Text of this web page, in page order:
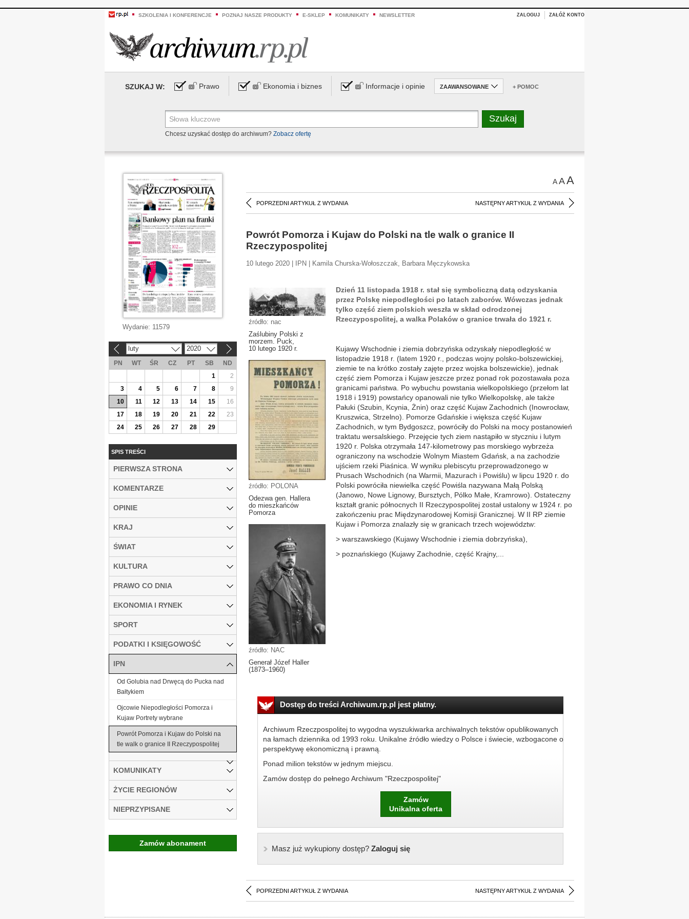
SZKOLENIA I KONFERENCJE POZNAJ NASZE PRODUKTY E-SKLEP KOMUNIKATY NEWSLETTER ZALOGUJ ZAŁÓŻ KONTO
SZUKAJ W: Prawo Ekonomia i biznes Informacje i opinie ZAAWANSOWANE + POMOC
Chcesz uzyskać dostęp do archiwum? Zobacz ofertę
AAA
POPRZEDNI ARTYKUŁ Z WYDANIA NASTĘPNY ARTYKUŁ Z WYDANIA
Powrót Pomorza i Kujaw do Polski na tle walk o granice II
Rzeczypospolitej
10 lutego 2020 | IPN | Kamila Churska-Wołoszczak, Barbara Męczykowska
źródło: nac
Zaślubiny Polski z
morzem. Puck,
10 lutego 1920 r.
źródło: POLONA
Odezwa gen. Hallera
do mieszkańców
Pomorza
źródło: NAC
Generał Józef Haller
(1873–1960)
Dzień 11 listopada 1918 r. stał się symboliczną datą odzyskania
przez Polskę niepodległości po latach zaborów. Wówczas jednak
tylko część ziem polskich weszła w skład odrodzonej
Rzeczypospolitej, a walka Polaków o granice trwała do 1921 r.
Kujawy Wschodnie i ziemia dobrzyńska odzyskały niepodległość w
listopadzie 1918 r. (latem 1920 r., podczas wojny polsko-bolszewickiej,
ziemie te na krótko zostały zajęte przez wojska bolszewickie), jednak
część ziem Pomorza i Kujaw jeszcze przez ponad rok pozostawała poza
granicami państwa. Po wybuchu powstania wielkopolskiego (przełom lat
1918 i 1919) powstańcy opanowali nie tylko Wielkopolskę, ale także
Pałuki (Szubin, Kcynia, Żnin) oraz część Kujaw Zachodnich (Inowrocław,
Kruszwica, Strzelno). Pomorze Gdańskie i większa część Kujaw
Zachodnich, w tym Bydgoszcz, powróciły do Polski na mocy postanowień
traktatu wersalskiego. Przejęcie tych ziem nastąpiło w styczniu i lutym
1920 r. Polska otrzymała 147-kilometrowy pas morskiego wybrzeża
ograniczony na wschodzie Wolnym Miastem Gdańsk, a na zachodzie
ujściem rzeki Piaśnica. W wyniku plebiscytu przeprowadzonego w
Prusach Wschodnich (na Warmii, Mazurach i Powiślu) w lipcu 1920 r. do
Polski powróciła niewielka część Powiśla nazywana Małą Polską
(Janowo, Nowe Lignowy, Bursztych, Pólko Małe, Kramrowo). Ostateczny
kształt granic północnych II Rzeczypospolitej został ustalony w 1924 r. po
zakończeniu prac Międzynarodowej Komisji Granicznej. W II RP ziemie
Kujaw i Pomorza znalazły się w granicach trzech województw:
> warszawskiego (Kujawy Wschodnie i ziemia dobrzyńska),
> poznańskiego (Kujawy Zachodnie, część Krajny,...
Dostęp do treści Archiwum.rp.pl jest płatny.
Archiwum Rzeczpospolitej to wygodna wyszukiwarka archiwalnych tekstów opublikowanych
na łamach dziennika od 1993 roku. Unikalne źródło wiedzy o Polsce i świecie, wzbogacone o
perspektywę ekonomiczną i prawną.
Ponad milion tekstów w jednym miejscu.
Zamów dostęp do pełnego Archiwum "Rzeczpospolitej"
Zamów
Unikalna oferta
Masz już wykupiony dostęp?Zaloguj się
POPRZEDNI ARTYKUŁ Z WYDANIA NASTĘPNY ARTYKUŁ Z WYDANIA
Wydanie: 11579
luty 2020
PN WT ŚR CZ PT SB
ND
1
2
3
4 5 6 7 8
9
10
11 12 13 14 15
16
17
18 19 20 21 22
23
24
25 26 27 28 29
SPIS TREŚCI
PIERWSZA STRONA
KOMENTARZE
OPINIE
KRAJ
ŚWIAT
KULTURA
PRAWO CO DNIA
EKONOMIA I RYNEK
SPORT
PODATKI I KSIĘGOWOŚĆ
IPN
Od Golubia nad Drwęcą do Pucka nad
Bałtykiem
Ojcowie Niepodległości Pomorza i
Kujaw Portrety wybrane
Powrót Pomorza i Kujaw do Polski na
tle walk o granice II Rzeczypospolitej
KOMUNIKATY
ŻYCIE REGIONÓW
NIEPRZYPISANE
Zamów abonament